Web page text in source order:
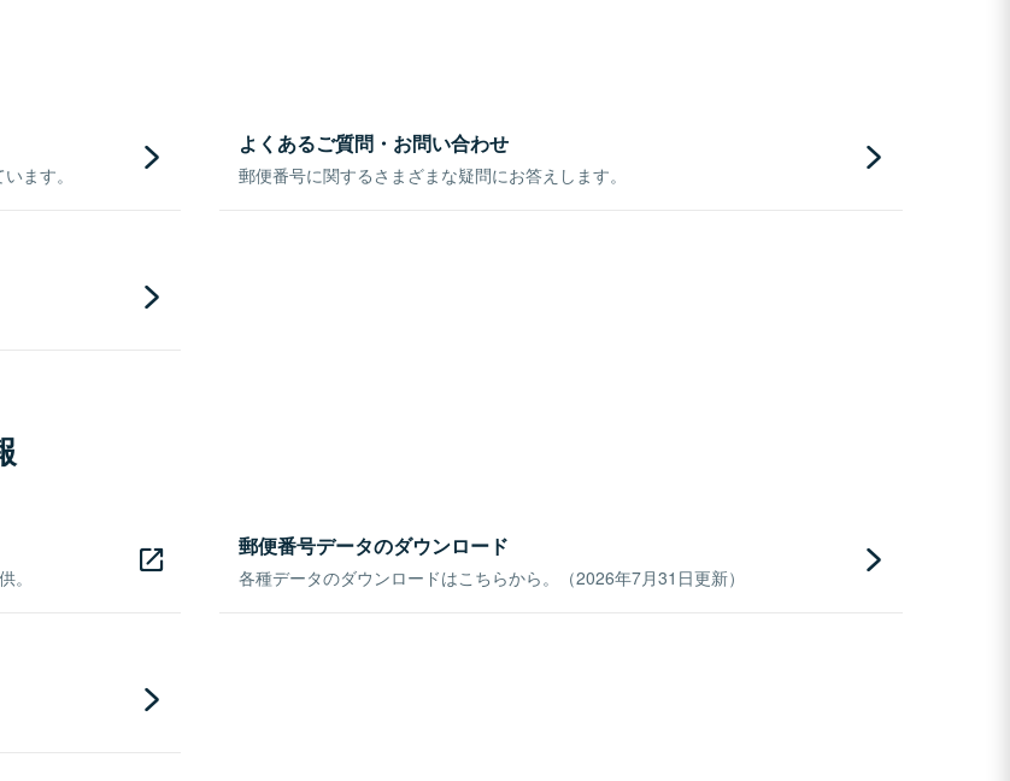
ます。
よくあるご質問・お問い合わせ
郵便番号に関するさまざまな疑問にお答えします。
。
郵便番号データのダウンロード
各種データのダウンロードはこちらから。（2026年7月31日更新）